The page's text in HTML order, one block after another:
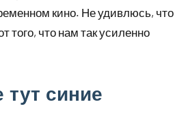
кино. Не удивлюсь, что
того, что нам так усиленно
синие